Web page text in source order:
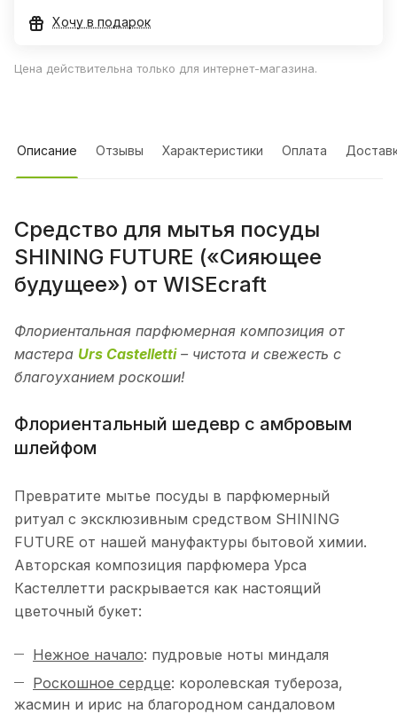
Хочу в подарок
Цена действительна только для интернет-магазина.
Описание Отзывы Характеристики Оплата
Средство для мытья посуды
SHINING FUTURE («Сияющее
будущее») от WISEcraft
Флориентальная парфюмерная композиция от
мастера Urs Castelletti– чистота и свежесть с
благоуханием роскоши!
Флориентальный шедевр с амбровым
шлейфом
Превратите мытье посуды в парфюмерный
ритуал с эксклюзивным средством SHINING
FUTURE от нашей мануфактуры бытовой химии.
Авторская композиция парфюмера Урса
Кастеллетти раскрывается как настоящий
цветочный букет:
Нежное начало: пудровые ноты миндаля
Роскошное сердце: королевская тубероза,
жасмин и ирис на благородном сандаловом